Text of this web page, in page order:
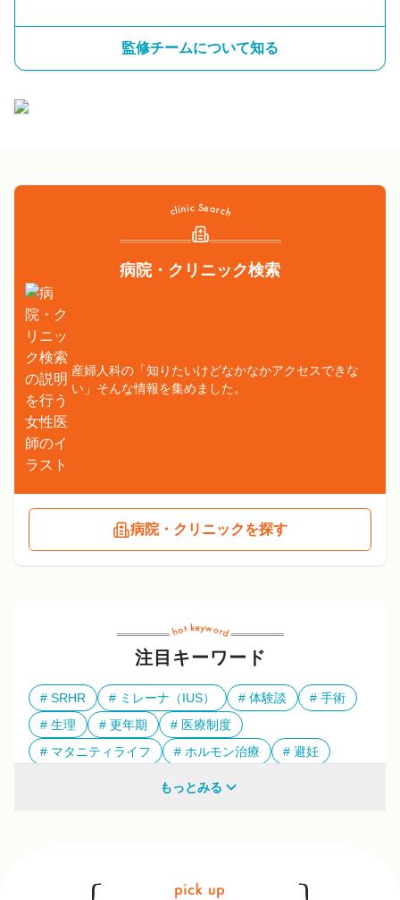
監修チームについて知る
病院・クリニック検索
産婦人科の「知りたいけどなかなかアクセスできな
い」そんな情報を集めました。
病院・クリニックを探す
注目キーワード
SRHR ミレーナ（IUS） 体験談
手術
生理
更年期
医療制度
マタニティライフ
ホルモン治療
避妊
もっとみる